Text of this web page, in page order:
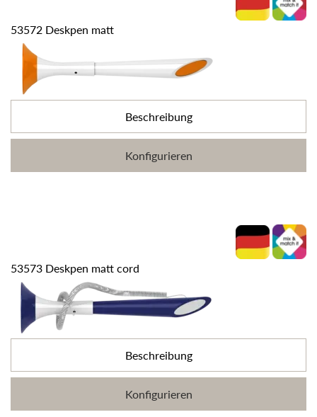
53572 Deskpen matt
Beschreibung
Konfigurieren
53573 Deskpen matt cord
Beschreibung
Konfigurieren